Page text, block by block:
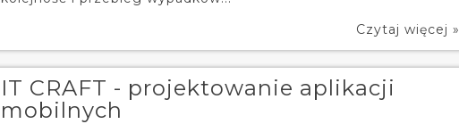
Czytaj więcej »
IT CRAFT - projektowanie aplikacji
mobilnych